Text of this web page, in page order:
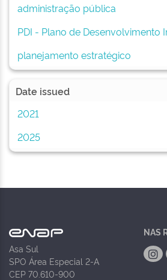
administração pública
PDI - Plano de Desenvolvimento
planejamento estratégico
Date issued
2021
2025
Asa Sul
SPO Área Especial 2-A
CEP 70.610-900
NAS